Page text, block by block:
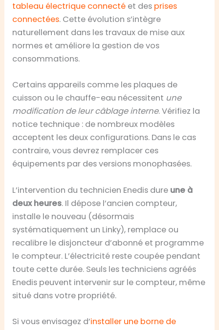
tableau électrique connecté et des prises
connectées. Cette évolution s’intègre
naturellement dans les travaux de mise aux
normes et améliore la gestion de vos
consommations.
Certains appareils comme les plaques de
cuisson ou le chauffe-eau nécessitent une
modification de leur câblage interne. Vérifiez la
notice technique : de nombreux modèles
acceptent les deux configurations. Dans le cas
contraire, vous devrez remplacer ces
équipements par des versions monophasées.
L’intervention du technicien Enedis dure une à
deux heures. Il dépose l’ancien compteur,
installe le nouveau (désormais
systématiquement un Linky), remplace ou
recalibre le disjoncteur d’abonné et programme
le compteur. L’électricité reste coupée pendant
toute cette durée. Seuls les techniciens agréés
Enedis peuvent intervenir sur le compteur, même
situé dans votre propriété.
Si vous envisagez d’installer une borne de